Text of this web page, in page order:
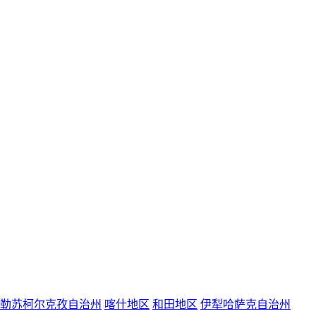
苏柯尔克孜自治州 喀什地区 和田地区 伊犁哈萨克自治州